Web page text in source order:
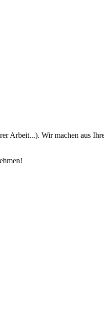
Arbeit...). Wir machen aus